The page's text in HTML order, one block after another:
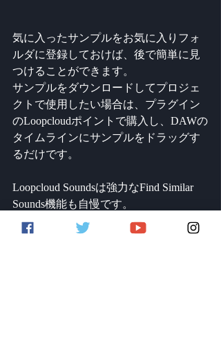
気に入ったサンプルをお気に入りフォ
ルダに登録しておけば、後で簡単に見
つけることができます。
サンプルをダウンロードしてプロジェ
クトで使用したい場合は、プラグイン
のLoopcloudポイントで購入し、DAWの
タイムラインにサンプルをドラッグす
るだけです。
Loopcloud Soundsは強力なFind Similar
Sounds機能も自慢です。
Loopcloud Soundsプラグインで気に入っ
た雰囲気のサンプルを見つけたが、あ